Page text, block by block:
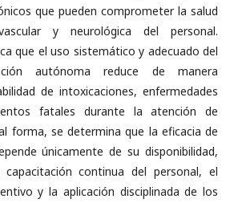
que pueden comprometer la salud
y neurológica del personal.
que el uso sistemático y adecuado del
autónoma reduce de manera
de intoxicaciones, enfermedades
fatales durante la atención de
forma, se determina que la eficacia de
únicamente de su disponibilidad,
continua del personal, el
y la aplicación disciplinada de los